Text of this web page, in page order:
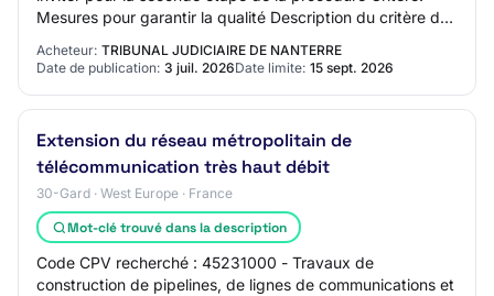
Mesures pour garantir la qualité Description du critère de
Acheteur: TRIBUNAL JUDICIAIRE DE NANTERRE
Date de publication: 3 juil. 2026Date limite: 15 sept. 2026
Extension du réseau métropolitain de
télécommunication très haut débit
30-Gard · West Europe · France
Mot-clé trouvé dans la description
Code CPV recherché : 45231000 - Travaux de
construction de pipelines, de lignes de communications et